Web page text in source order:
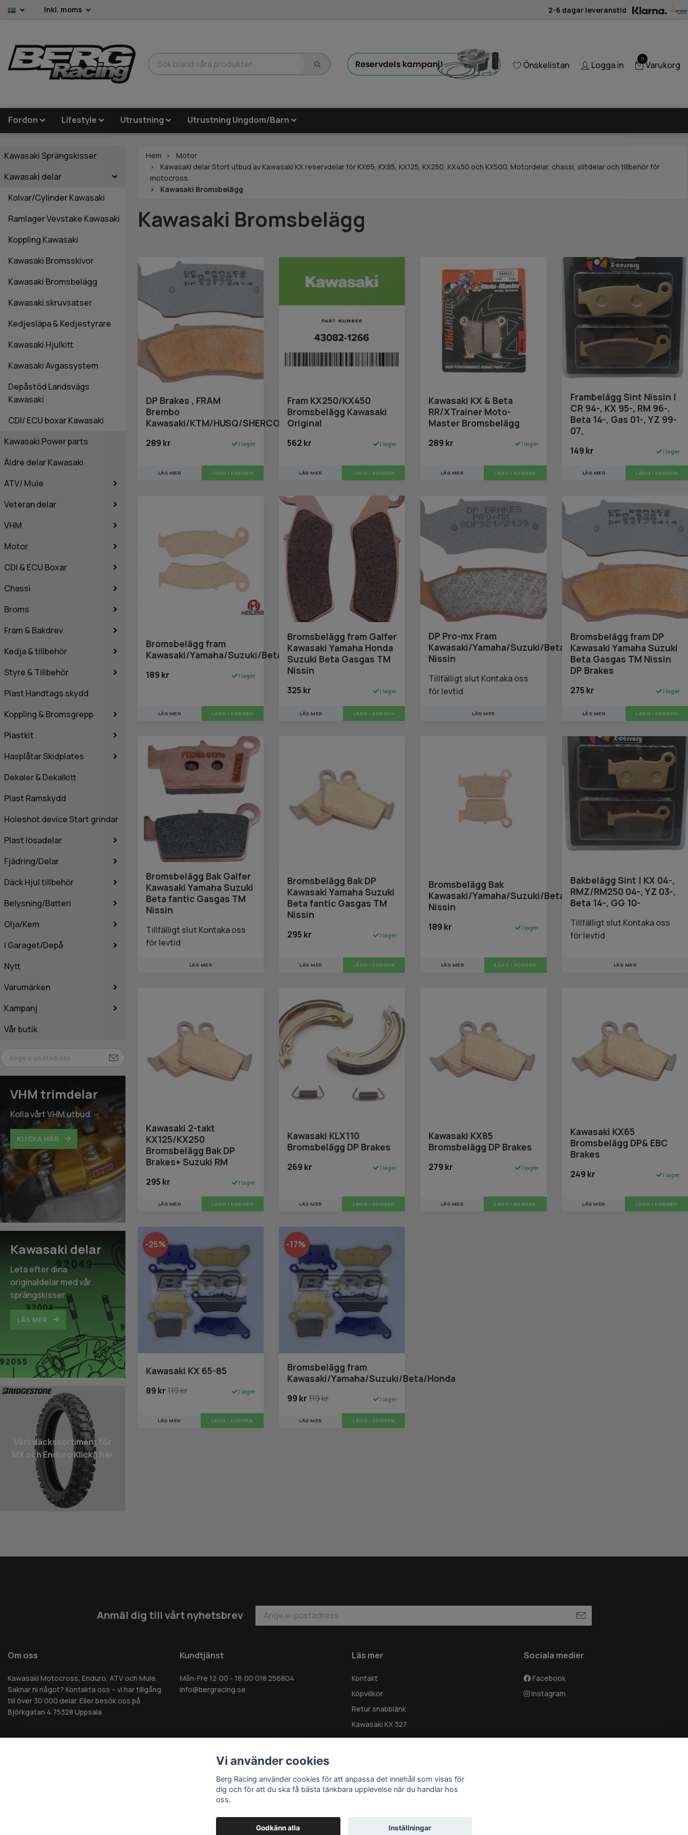
Inkl. moms 2-6 dagar leveranstid
Önskelistan Logga in
0
Varukorg
Fordon Lifestyle Utrustning Utrustning Ungdom/Barn
Kawasaki Sprängskisser
Kawasaki delar
Kolvar/Cylinder Kawasaki
Ramlager Vevstake Kawasaki
Koppling Kawasaki
Kawasaki Bromsskivor
Kawasaki Bromsbelägg
Kawasaki skruvsatser
Kedjesläpa & Kedjestyrare
Kawasaki Hjulkitt
Kawasaki Avgassystem
Depåstöd Landsvägs
Kawasaki
CDI/ ECU boxar Kawasaki
Kawasaki Power parts
Äldre delar Kawasaki
ATV/ Mule
Veteran delar
VHM
Motor
CDI & ECU Boxar
Chassi
Broms
Fram & Bakdrev
Kedja & tillbehör
Styre & Tillbehör
Plast Handtags skydd
Koppling & Bromsgrepp
Plastkit
Hasplåtar Skidplates
Dekaler & Dekalkitt
Plast Ramskydd
Holeshot device Start grindar
Plast lösadelar
Fjädring/Delar
Däck Hjul tillbehör
Belysning/Batteri
Olja/Kem
I Garaget/Depå
Nytt
Varumärken
Kampanj
Vår butik
VHM trimdelar
Kolla vårt VHM utbud.
KLICKA HÄR
Kawasaki delar
Leta efter dina
originaldelar med vår
sprängskisser.
LÄS MER
Vårt däcks­sortiment för
MX och Enduro Klicka här
Hem
Motor
Kawasaki delar Stort utbud av Kawasaki KX reservdelar för KX65, KX85, KX125, KX250, KX450 och KX500. Motordelar, chassi, slitdelar och tillbehör för
motocross.
Kawasaki Bromsbelägg
Kawasaki Bromsbelägg
DP Brakes , FRAM
Brembo
Kawasaki/KTM/HUSQ/SHERCO/GASGAS
289 kr I lager
LÄS MER
Fram KX250/KX450
Bromsbelägg Kawasaki
Original
562 kr I lager
LÄS MER LÄGG I KORGEN
Kawasaki KX & Beta
RR/XTrainer Moto-
Master Bromsbelägg
289 kr I lager
LÄS MER LÄGG I KORGEN
Frambelägg Sint Nissin |
CR 94-, KX 95-, RM 96-,
Beta 14-, Gas 01-, YZ 99-
07,
149 kr I lager
LÄS MER
Bromsbelägg fram
Kawasaki/Yamaha/Suzuki/Beta/Honda
189 kr I lager
LÄS MER
Bromsbelägg fram Galfer
Kawasaki Yamaha Honda
Suzuki Beta Gasgas TM
Nissin
325 kr I lager
LÄS MER
DP Pro-mx Fram
Kawasaki/Yamaha/Suzuki/Beta/fantic/Gasgas/TM,
Nissin
Tillfälligt slut Kontaka oss
för levtid
LÄS MER
Bromsbelägg fram DP
Kawasaki Yamaha Suzuki
Beta Gasgas TM Nissin
DP Brakes
275 kr I lager
LÄS MER
Bromsbelägg Bak Galfer
Kawasaki Yamaha Suzuki
Beta fantic Gasgas TM
Nissin
Tillfälligt slut Kontaka oss
för levtid
LÄS MER
Bromsbelägg Bak DP
Kawasaki Yamaha Suzuki
Beta fantic Gasgas TM
Nissin
295 kr I lager
LÄS MER
Bromsbelägg Bak
Kawasaki/Yamaha/Suzuki/Beta/Fantic/Gas/TM
Nissin
189 kr I lager
LÄS MER
Bakbelägg Sint | KX 04-,
RMZ/RM250 04-, YZ 03-,
Beta 14-, GG 10-
Tillfälligt slut Kontaka oss
för levtid
LÄS MER
Kawasaki 2-takt
KX125/KX250
Bromsbelägg Bak DP
Brakes+ Suzuki RM
295 kr I lager
LÄS MER
Kawasaki KLX110
Bromsbelägg DP Brakes
269 kr I lager
LÄS MER LÄGG I KORGEN
Kawasaki KX85
Bromsbelägg DP Brakes
279 kr I lager
LÄS MER LÄGG I KORGEN
Kawasaki KX65
Bromsbelägg DP& EBC
Brakes
249 kr I lager
LÄS MER LÄGG I KORGEN
-25%
Kawasaki KX 65-85
89 kr119 kr I lager
LÄS MER LÄGG I KORGEN
-17%
Bromsbelägg fram
Kawasaki/Yamaha/Suzuki/Beta/Honda
99 kr119 kr I lager
LÄS MER LÄGG I KORGEN
Anmäl dig till vårt nyhetsbrev
Om oss
Kawasaki Motocross, Enduro, ATV och Mule.
Saknar ni något? Kontakta oss – vi har tillgång
till över 30 000 delar. Eller besök oss på
Björkgatan 4 75328 Uppsala
Kundtjänst
Mån-Fre 12:00 - 18:00 018 256804
info@bergracing.se
Läs mer
Kontakt
Köpvillkor
Retur snabblänk
Kawasaki KX 327
Sociala medier
Facebook
Instagram
Vi använder cookies
Berg Racing använder cookies för att anpassa det innehåll som visas för
dig och för att du ska få bästa tänkbara upplevelse när du handlar hos
oss.
Godkänn alla Inställningar